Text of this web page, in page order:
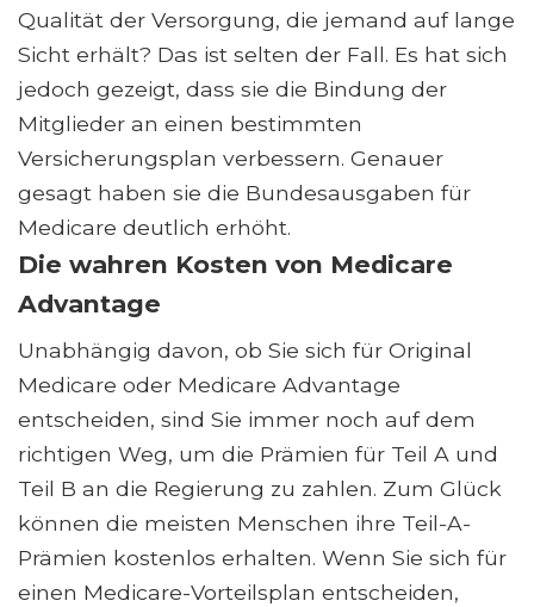
Qualität der Versorgung, die jemand auf lange
Sicht erhält? Das ist selten der Fall. Es hat sich
jedoch gezeigt, dass sie die Bindung der
Mitglieder an einen bestimmten
Versicherungsplan verbessern. Genauer
gesagt haben sie die Bundesausgaben für
Medicare deutlich erhöht.
Die wahren Kosten von Medicare
Advantage
Unabhängig davon, ob Sie sich für Original
Medicare oder Medicare Advantage
entscheiden, sind Sie immer noch auf dem
richtigen Weg, um die Prämien für Teil A und
Teil B an die Regierung zu zahlen. Zum Glück
können die meisten Menschen ihre Teil-A-
Prämien kostenlos erhalten. Wenn Sie sich für
einen Medicare-Vorteilsplan entscheiden,